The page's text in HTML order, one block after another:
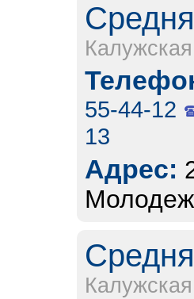
55-44-12
13
Адрес: